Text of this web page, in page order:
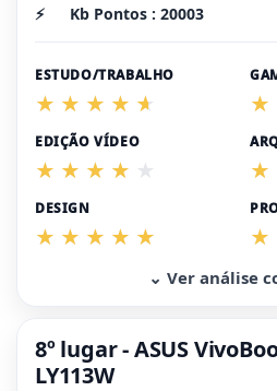
⚡
Kb Pontos : 20003
ESTUDO/TRABALHO
EDIÇÃO VÍDEO
DESIGN
⌄ Ver análise
8º lugar - ASUS
LY113W